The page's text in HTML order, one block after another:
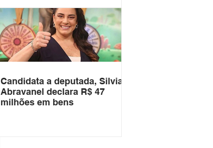
Candidata a deputada, Silvia
Abravanel declara R$ 47
milhões em bens